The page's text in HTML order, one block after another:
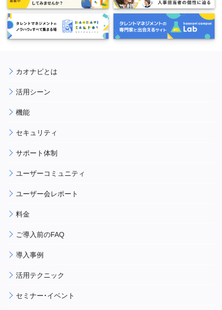
カオナビとは
活用シーン
機能
セキュリティ
サポート体制
ユーザーコミュニティ
ユーザー会レポート
料金
ご導入前のFAQ
導入事例
活用テクニック
セミナー・イベント